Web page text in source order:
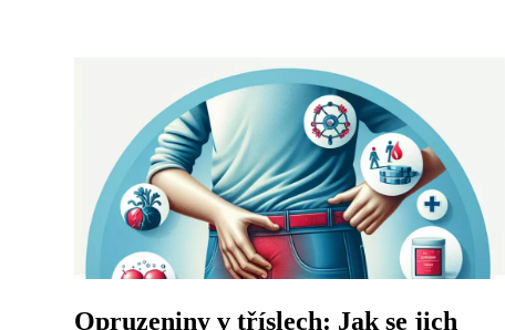
Opruzeniny v tříslech: Jak se jich